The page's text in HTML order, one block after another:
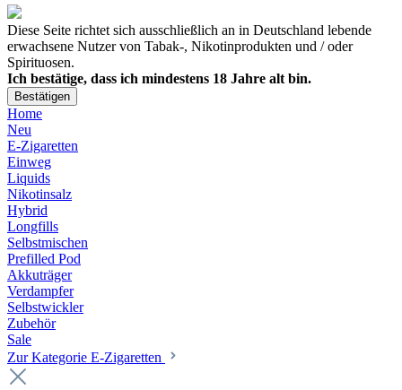
Diese Seite richtet sich ausschließlich an in Deutschland lebende
erwachsene Nutzer von Tabak-, Nikotinprodukten und / oder
Spirituosen.
Ich bestätige, dass ich mindestens 18 Jahre alt bin.
Bestätigen
Home
Neu
E-Zigaretten
Einweg
Liquids
Nikotinsalz
Hybrid
Longfills
Selbstmischen
Prefilled Pod
Akkuträger
Verdampfer
Selbstwickler
Zubehör
Sale
Zur Kategorie E-Zigaretten